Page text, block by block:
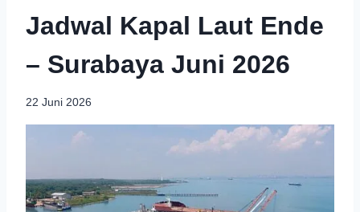
Jadwal Kapal Laut Ende
– Surabaya Juni 2026
22 Juni 2026